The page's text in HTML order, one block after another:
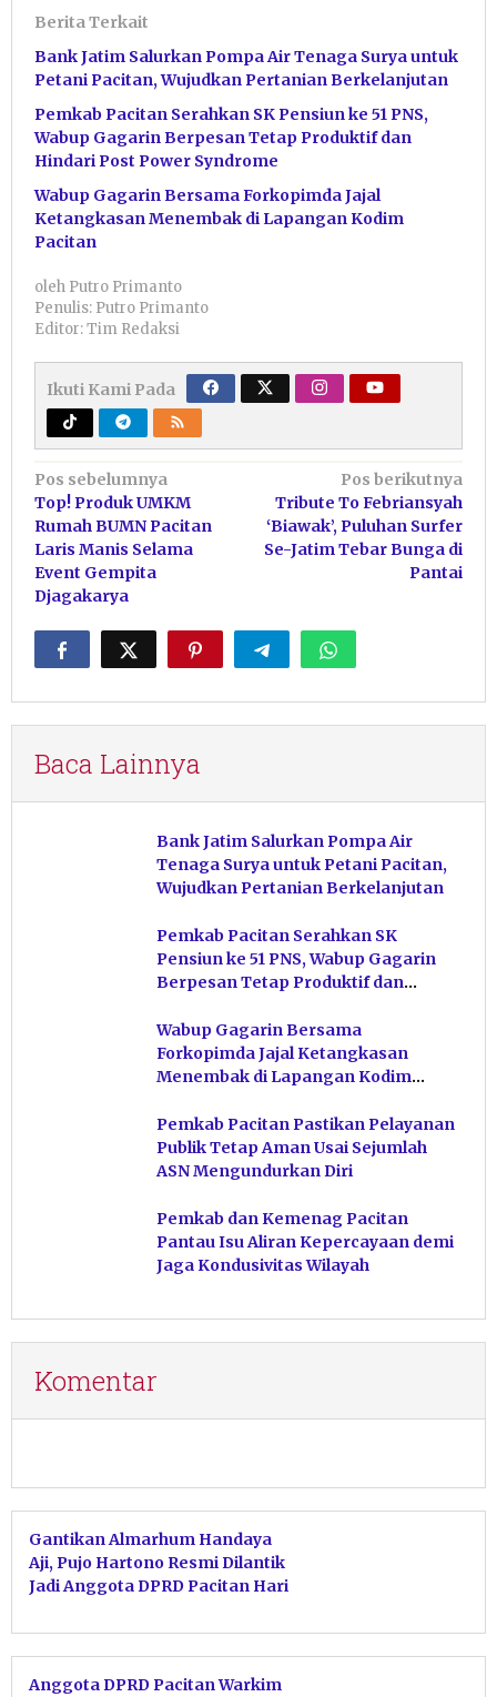
Berita Terkait
Bank Jatim Salurkan Pompa Air Tenaga Surya untuk
Petani Pacitan, Wujudkan Pertanian Berkelanjutan
Pemkab Pacitan Serahkan SK Pensiun ke 51 PNS,
Wabup Gagarin Berpesan Tetap Produktif dan
Hindari Post Power Syndrome
Wabup Gagarin Bersama Forkopimda Jajal
Ketangkasan Menembak di Lapangan Kodim
Pacitan
oleh Putro Primanto
Penulis: Putro Primanto
Editor: Tim Redaksi
Ikuti Kami Pada
Navigasi
pos
Pos sebelumnya
Top! Produk UMKM
Rumah BUMN Pacitan
Laris Manis Selama
Event Gempita
Djagakarya
Pos berikutnya
Tribute To Febriansyah
‘Biawak’, Puluhan Surfer
Se-Jatim Tebar Bunga di
Pantai
Baca Lainnya
Bank Jatim Salurkan Pompa Air
Tenaga Surya untuk Petani Pacitan,
Wujudkan Pertanian Berkelanjutan
Pemkab Pacitan Serahkan SK
Pensiun ke 51 PNS, Wabup Gagarin
Berpesan Tetap Produktif dan
Wabup Gagarin Bersama
Forkopimda Jajal Ketangkasan
Menembak di Lapangan Kodim
Pemkab Pacitan Pastikan Pelayanan
Publik Tetap Aman Usai Sejumlah
ASN Mengundurkan Diri
Pemkab dan Kemenag Pacitan
Pantau Isu Aliran Kepercayaan demi
Jaga Kondusivitas Wilayah
Komentar
Gantikan Almarhum Handaya
Aji, Pujo Hartono Resmi Dilantik
Jadi Anggota DPRD Pacitan Hari
Anggota DPRD Pacitan Warkim